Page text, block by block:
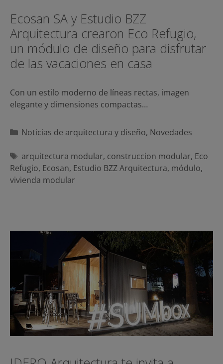
Ecosan SA y Estudio BZZ
Arquitectura crearon Eco Refugio,
un módulo de diseño para disfrutar
de las vacaciones en casa
Con un estilo moderno de líneas rectas, imagen
elegante y dimensiones compactas…
Categorías
Noticias de arquitectura y diseño, Novedades
Etiquetas
arquitectura modular, construccion modular, Eco
Refugio, Ecosan, Estudio BZZ Arquitectura, módulo,
vivienda modular